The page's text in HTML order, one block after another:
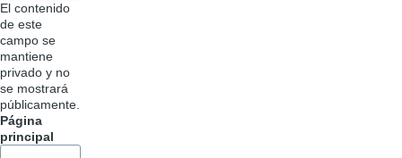
El contenido
de este
campo se
mantiene
privado y no
se mostrará
públicamente.
Página
principal